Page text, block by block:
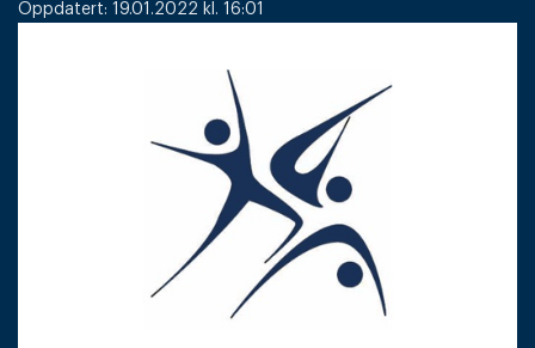
Oppdatert: 19.01.2022 kl. 16:01